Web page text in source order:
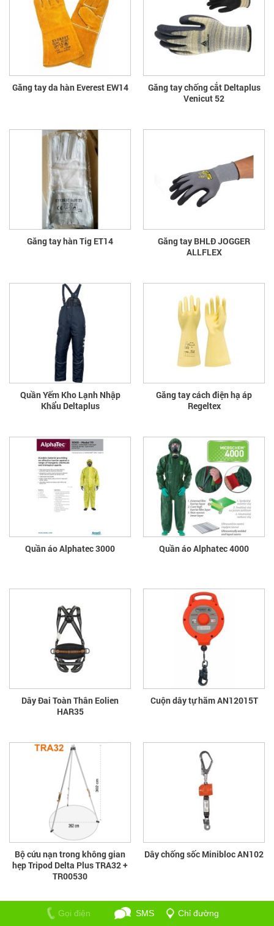
Găng tay da hàn Everest EW14
Găng tay chống cắt Deltaplus
Venicut 52
Găng tay hàn Tig ET14
Găng tay BHLĐ JOGGER
ALLFLEX
Quần Yếm Kho Lạnh Nhập
Khẩu Deltaplus
Găng tay cách điện hạ áp
Regeltex
Quần áo Alphatec 3000 Quần áo Alphatec 4000
Dây Đai Toàn Thân Eolien
HAR35
Cuộn dây tự hãm AN12015T
Bộ cứu nạn trong không gian
hẹp Tripod Delta Plus TRA32 +
TR00530
Dây chống sốc Minibloc AN102
Gọi điện SMS Chỉ đường